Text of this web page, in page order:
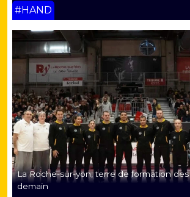
#HAND
La Roche-sur-yon, terre de formation
demain